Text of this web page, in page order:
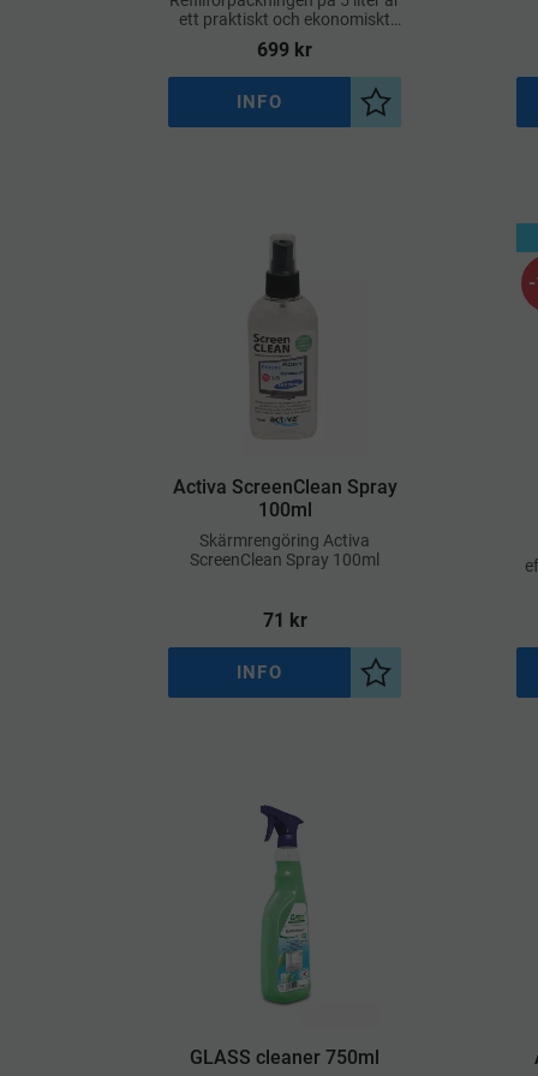
ett praktiskt och ekonomiskt
alternativ för professionell
användning och gör det enkelt
att fylla på mindre flaskor
699 kr
Lägg till i önskelista
INFO
Activa ScreenClean Spray
100ml
​Skärmrengöring Activa
ScreenClean Spray 100ml
71 kr
Lägg till i önskelista
INFO
GLASS cleaner 750ml